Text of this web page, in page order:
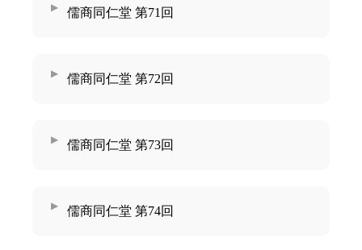
儒商同仁堂 第71回
儒商同仁堂 第72回
儒商同仁堂 第73回
儒商同仁堂 第74回